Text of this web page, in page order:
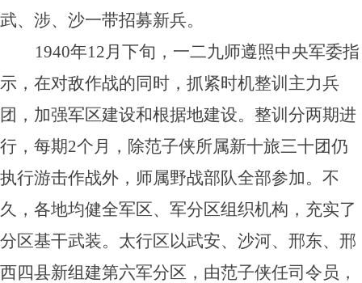
武、涉、沙一带招募新兵。
1940年12月下旬，一二九师遵照中央军委指
示，在对敌作战的同时，抓紧时机整训主力兵
团，加强军区建设和根据地建设。整训分两期进
行，每期2个月，除范子侠所属新十旅三十团仍
执行游击作战外，师属野战部队全部参加。不
久，各地均健全军区、军分区组织机构，充实了
分区基干武装。太行区以武安、沙河、邢东、邢
西四县新组建第六军分区，由范子侠任司令员，